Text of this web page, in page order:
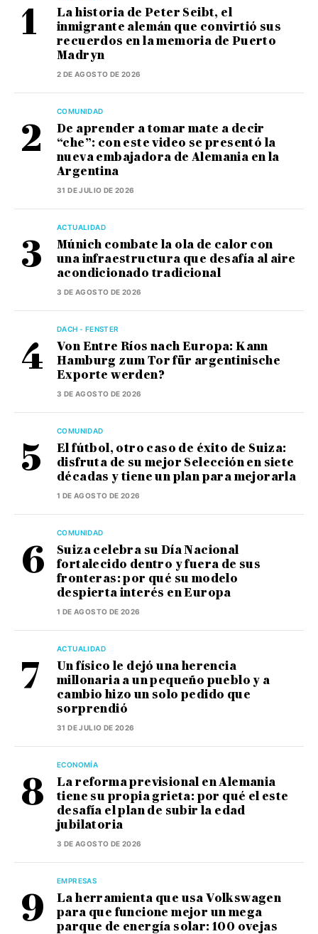
La historia de Peter Seibt, el
inmigrante alemán que convirtió sus
recuerdos en la memoria de Puerto
Madryn
2 DE AGOSTO DE 2026
COMUNIDAD
De aprender a tomar mate a decir
“che”: con este video se presentó la
nueva embajadora de Alemania en la
Argentina
31 DE JULIO DE 2026
ACTUALIDAD
Múnich combate la ola de calor con
una infraestructura que desafía al aire
acondicionado tradicional
3 DE AGOSTO DE 2026
DACH - FENSTER
Von Entre Ríos nach Europa: Kann
Hamburg zum Tor für argentinische
Exporte werden?
3 DE AGOSTO DE 2026
COMUNIDAD
El fútbol, otro caso de éxito de Suiza:
disfruta de su mejor Selección en siete
décadas y tiene un plan para mejorarla
1 DE AGOSTO DE 2026
COMUNIDAD
Suiza celebra su Día Nacional
fortalecido dentro y fuera de sus
fronteras: por qué su modelo
despierta interés en Europa
1 DE AGOSTO DE 2026
ACTUALIDAD
Un físico le dejó una herencia
millonaria a un pequeño pueblo y a
cambio hizo un solo pedido que
sorprendió
31 DE JULIO DE 2026
ECONOMÍA
La reforma previsional en Alemania
tiene su propia grieta: por qué el este
desafía el plan de subir la edad
jubilatoria
3 DE AGOSTO DE 2026
EMPRESAS
La herramienta que usa Volkswagen
para que funcione mejor un mega
parque de energía solar: 100 ovejas